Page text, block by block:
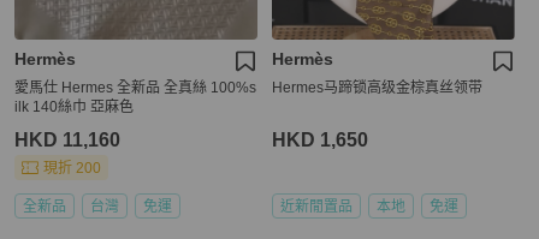
Hermès
愛馬仕 Hermes 全新品 全真絲 100%s
ilk 140絲巾 亞麻色
HKD 11,160
現折 200
全新品 台灣 免運
Hermès
Hermes马蹄锁高级金棕真丝领带
HKD 1,650
近新閒置品 本地 免運